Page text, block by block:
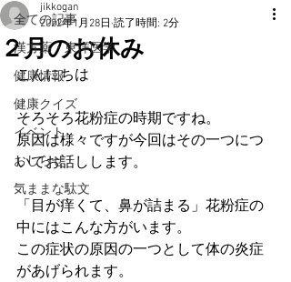
全ての記事
漢方薬・東洋医学
健康情報
健康クイズ
イベント
おしらせ
気ままな駄文
２月のお休み
jikkogan
2022年1月28日 読了時間: 2分
こんにちは
そろそろ花粉症の時期ですね。
原因は様々ですが今回はその一つにつ
いてお話しします。
「目が痒くて、鼻が詰まる」花粉症の
中にはこんな方がいます。
この症状の原因の一つとして体の炎症
があげられます。